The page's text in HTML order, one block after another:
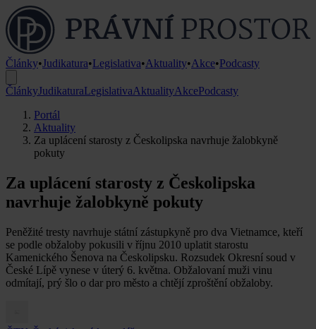
Články•Judikatura•Legislativa•Aktuality•Akce•Podcasty
ČlánkyJudikaturaLegislativaAktualityAkcePodcasty
Portál
Aktuality
Za uplácení starosty z Českolipska navrhuje žalobkyně
pokuty
Za uplácení starosty z Českolipska
navrhuje žalobkyně pokuty
Peněžité tresty navrhuje státní zástupkyně pro dva Vietnamce, kteří
se podle obžaloby pokusili v říjnu 2010 uplatit starostu
Kamenického Šenova na Českolipsku. Rozsudek Okresní soud v
České Lípě vynese v úterý 6. května. Obžalovaní muži vinu
odmítají, prý šlo o dar pro město a chtějí zproštění obžaloby.